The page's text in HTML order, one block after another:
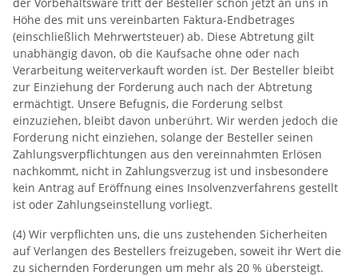
Höhe des mit uns vereinbarten Faktura‐Endbetrages
(einschließlich Mehrwertsteuer) ab. Diese Abtretung gilt
unabhängig davon, ob die Kaufsache ohne oder nach
Verarbeitung weiterverkauft worden ist. Der Besteller bleibt
zur Einziehung der Forderung auch nach der Abtretung
ermächtigt. Unsere Befugnis, die Forderung selbst
einzuziehen, bleibt davon unberührt. Wir werden jedoch die
Forderung nicht einziehen, solange der Besteller seinen
Zahlungsverpflichtungen aus den vereinnahmten Erlösen
nachkommt, nicht in Zahlungsverzug ist und insbesondere
kein Antrag auf Eröffnung eines Insolvenzverfahrens gestellt
ist oder Zahlungseinstellung vorliegt.
(4) Wir verpflichten uns, die uns zustehenden Sicherheiten
auf Verlangen des Bestellers freizugeben, soweit ihr Wert die
zu sichernden Forderungen um mehr als 20 % übersteigt.